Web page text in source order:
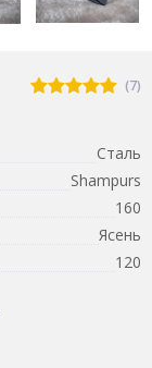
(7)
Сталь
Shampurs
160
Ясень
120